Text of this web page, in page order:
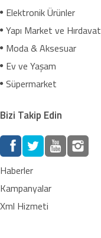
Elektronik Ürünler
Yapı Market ve Hırdavat
Moda & Aksesuar
Ev ve Yaşam
Süpermarket
Bizi Takip Edin
Haberler
Kampanyalar
Xml Hizmeti